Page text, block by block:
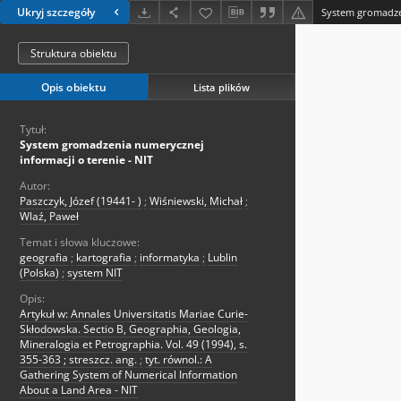
Ukryj szczegóły
Struktura obiektu
Opis obiektu Lista plików
Tytuł:
System gromadzenia numerycznej
informacji o terenie - NIT
Autor:
Paszczyk, Józef (19441- ) ; Wiśniewski, Michał ;
Wlaź, Paweł
Temat i słowa kluczowe:
geografia ; kartografia ; informatyka ; Lublin
(Polska) ; system NIT
Opis:
Artykuł w: Annales Universitatis Mariae Curie-
Skłodowska. Sectio B, Geographia, Geologia,
Mineralogia et Petrographia. Vol. 49 (1994), s.
355-363 ; streszcz. ang. ; tyt. równol.: A
Gathering System of Numerical Information
About a Land Area - NIT